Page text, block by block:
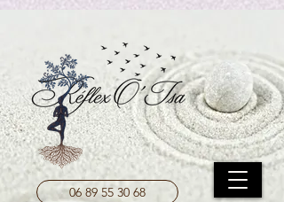
06 89 55 30 68